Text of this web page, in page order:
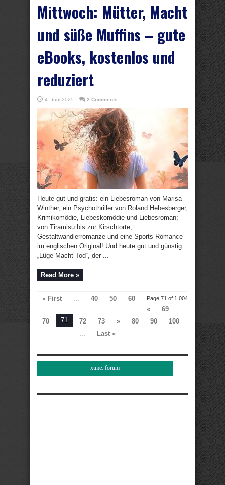
Mittwoch: Mütter, Macht
und süße Muffins – gute
eBooks, kostenlos und
reduziert
4. Juni 2025 2 Comments
Heute gut und gratis: ein Liebesroman von Marisa
Winther, ein Psychothriller von Roland Hebesberger,
Krimikomödie, Liebeskomödie und Liebesroman;
von Tiramisu bis zur Kirschtorte,
Gestaltwandlerromanze und eine Sports Romance
im englischen Original! Und heute gut und günstig:
„Lüge Macht Tod“, der ...
Read More »
Page 71 of 1.004
« First ... 40 50
60
«
69
70
71 72 73 » 80 90
100
...
Last »
xtme: forum